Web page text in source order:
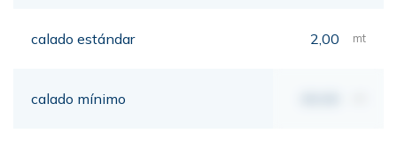
calado estándar 2,00 mt
calado mínimo